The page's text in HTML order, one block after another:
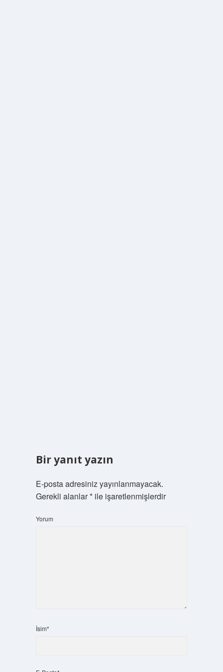
Bir yanıt yazın
E-posta adresiniz yayınlanmayacak.
Gerekli alanlar*ile işaretlenmişlerdir
Yorum
İsim*